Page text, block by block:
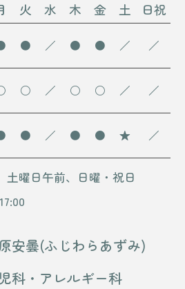
土曜日午前、日曜・祝日
火 水 木 金 土 日祝
● ／ ● ● ／ ／
○ ／ ○ ○ ／ ／
● ／ ● ● ★ ／
安曇(ふじわらあずみ)
科・アレルギー科